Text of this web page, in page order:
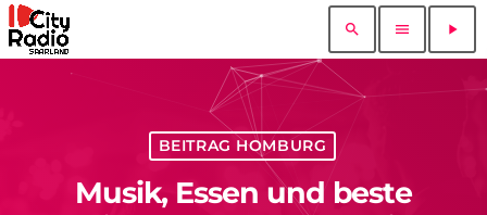
search menu play_arrow
BEITRAG HOMBURG
Musik, Essen und beste